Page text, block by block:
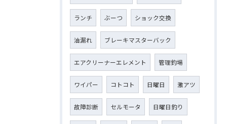
ランチ ぶーつ ショック交換
油漏れ ブレーキマスターバック
エアクリーナーエレメント 管理釣場
ワイパー コトコト 日曜日 激アツ
故障診断 セルモータ 日曜日釣り